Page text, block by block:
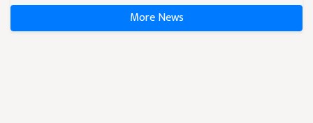
More News